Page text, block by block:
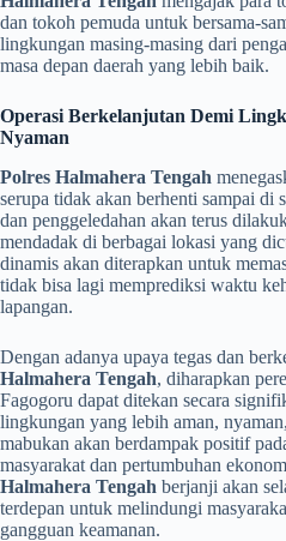
dan tokoh pemuda untuk bersama-
lingkungan masing-masing dari
masa depan daerah yang lebih baik.
Operasi Berkelanjutan Demi
Nyaman
Polres Halmahera Tengah
serupa tidak akan berhenti sampai di
dan penggeledahan akan terus
mendadak di berbagai lokasi yang
dinamis akan diterapkan untuk
tidak bisa lagi memprediksi waktu
lapangan.
​Dengan adanya upaya tegas dan
Halmahera Tengah, diharapkan
Fagogoru dapat ditekan secara
lingkungan yang lebih aman,
mabukan akan berdampak positif
masyarakat dan pertumbuhan
Halmahera Tengah berjanji akan
terdepan untuk melindungi
gangguan keamanan.